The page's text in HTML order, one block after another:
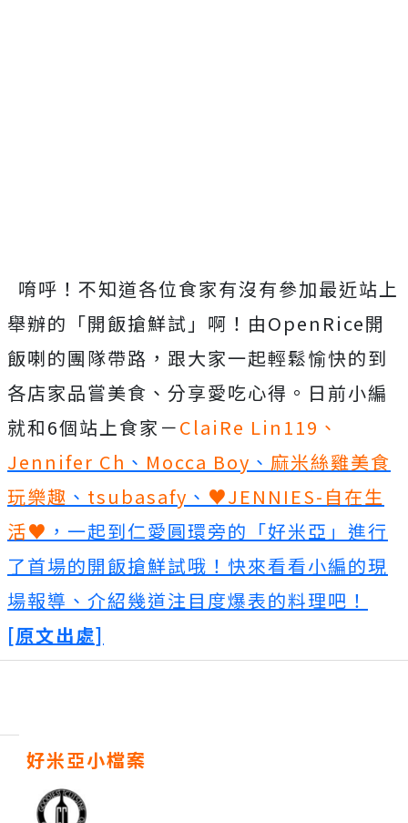
唷呼！不知道各位食家有沒有參加最近站上
舉辦的「開飯搶鮮試」啊！由OpenRice開
飯喇的團隊帶路，跟大家一起輕鬆愉快的到
各店家品嘗美食、分享愛吃心得。日前小編
就和6個站上食家－ClaiRe Lin119 、
Jennifer Ch 、 Mocca Boy 、 麻米絲雞美食
玩樂趣 、 tsubasafy 、 ♥JENNIES-自在生
活♥ ，一起到仁愛圓環旁的「好米亞」進行
了首場的開飯搶鮮試哦！快來看看小編的現
場報導、介紹幾道注目度爆表的料理吧！
[原文出處]
好米亞小檔案